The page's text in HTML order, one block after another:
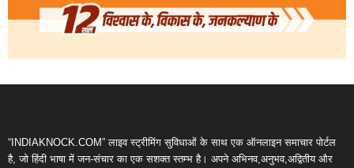
“INDIAKNOCK.COM” लाइव स्ट्रीमिंग सुविधाओं के साथ एक ऑनलाइन समाचार पोर्टल
है, जो हिंदी भाषा में जन-संचार का एक सशक्त स्तम्भ है। अपने अभिनव,अनुभव,अद्वितीय और